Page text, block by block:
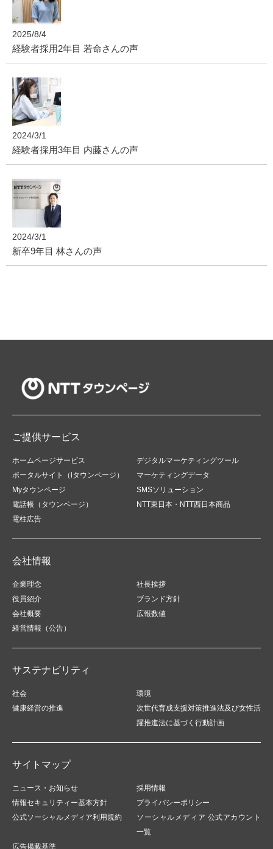
2025/8/4
経験者採用2年目 若命さんの声
2024/3/1
経験者採用3年目 内藤さんの声
2024/3/1
新卒9年目 林さんの声
ご提供サービス
ホームページサービス
デジタルマーケティングツール
ポータルサイト（iタウンページ）
マーケティングデータ
Myタウンページ
SMSソリューション
電話帳（タウンページ）
NTT東日本・NTT西日本商品
電柱広告
会社情報
企業理念
社長挨拶
役員紹介
ブランド方針
会社概要
広報数値
経営情報（公告）
サステナビリティ
社会
環境
健康経営の推進
次世代育成支援対策推進法及び女性活
躍推進法に基づく行動計画
サイトマップ
ニュース・お知らせ
採用情報
情報セキュリティー基本方針
プライバシーポリシー
公式ソーシャルメディア利用規約
ソーシャルメディア 公式アカウント
一覧
広告掲載基準